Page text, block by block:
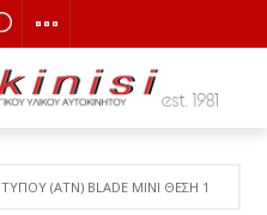
ΤΥΠΟΥ (ΑΤΝ) BLADE ΜΙΝΙ ΘΕΣΗ 1 (ΔΕΝ